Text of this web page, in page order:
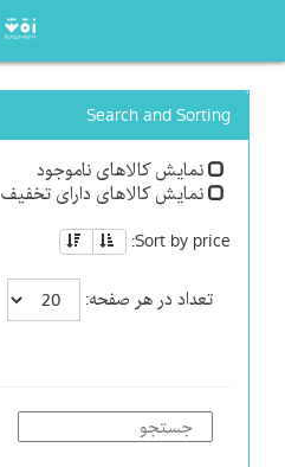
Search and Sorting
نمایش کالاهای ناموجود
نمایش کالاهای دارای تخفیف
Sort by price:
تعداد در هر صفحه: